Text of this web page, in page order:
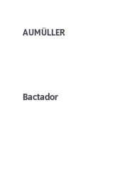
AUMÜLLER
Bactador